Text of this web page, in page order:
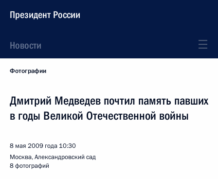
Президент России
Новости
Фотографии
Дмитрий Медведев почтил память павших
в годы Великой Отечественной войны
8 мая 2009 года 10:30
Москва, Александровский сад
8 фотографий